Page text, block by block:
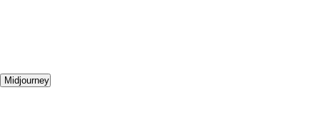
Midjourney